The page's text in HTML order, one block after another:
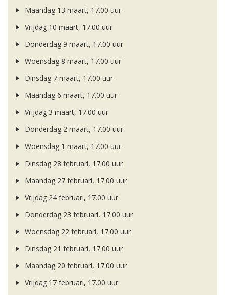
Maandag 13 maart, 17.00 uur
Vrijdag 10 maart, 17.00 uur
Donderdag 9 maart, 17.00 uur
Woensdag 8 maart, 17.00 uur
Dinsdag 7 maart, 17.00 uur
Maandag 6 maart, 17.00 uur
Vrijdag 3 maart, 17.00 uur
Donderdag 2 maart, 17.00 uur
Woensdag 1 maart, 17.00 uur
Dinsdag 28 februari, 17.00 uur
Maandag 27 februari, 17.00 uur
Vrijdag 24 februari, 17.00 uur
Donderdag 23 februari, 17.00 uur
Woensdag 22 februari, 17.00 uur
Dinsdag 21 februari, 17.00 uur
Maandag 20 februari, 17.00 uur
Vrijdag 17 februari, 17.00 uur